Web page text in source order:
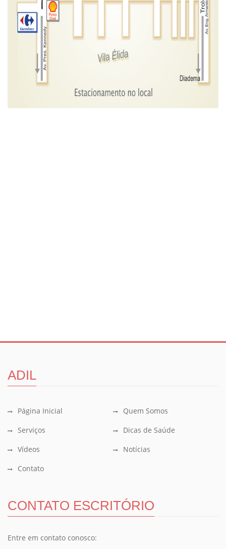
ADIL
Página Inicial
Quem Somos
Serviços
Dicas de Saúde
Vídeos
Notícias
Contato
CONTATO ESCRITÓRIO
Entre em contato conosco: